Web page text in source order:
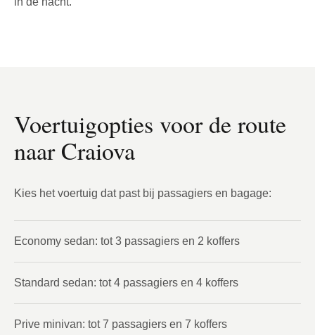
Voertuigopties voor de route
naar Craiova
Kies het voertuig dat past bij passagiers en bagage:
Economy sedan: tot 3 passagiers en 2 koffers
Standard sedan: tot 4 passagiers en 4 koffers
Prive minivan: tot 7 passagiers en 7 koffers